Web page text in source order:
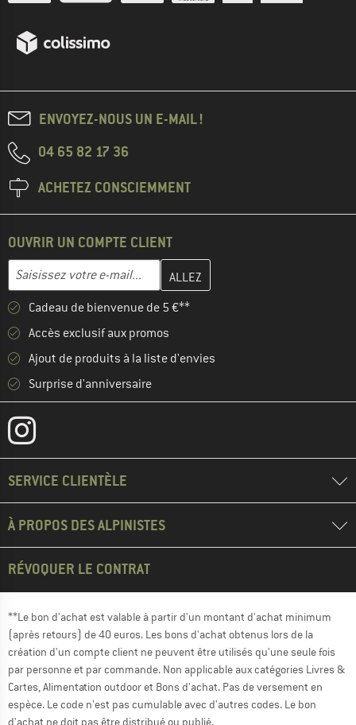
ENVOYEZ-NOUS UN E-MAIL !
04 65 82 17 36
ACHETEZ CONSCIEMMENT
OUVRIR UN COMPTE CLIENT
Adresse e-mail
Entrez votre adresse e-mail ici et créez votre compte client à la
Cadeau de bienvenue de 5 €**
Accès exclusif aux promos
Ajout de produits à la liste d'envies
Surprise d'anniversaire
SERVICE CLIENTÈLE
À PROPOS DES ALPINISTES
RÉVOQUER LE CONTRAT
**Le bon d'achat est valable à partir d'un montant d'achat minimum
(après retours) de 40 euros. Les bons d'achat obtenus lors de la
création d'un compte client ne peuvent être utilisés qu'une seule fois
par personne et par commande. Non applicable aux catégories Livres &
Cartes, Alimentation outdoor et Bons d'achat. Pas de versement en
espèce. Le code n'est pas cumulable avec d'autres codes. Le bon
d'achat ne doit pas être distribué ou publié.